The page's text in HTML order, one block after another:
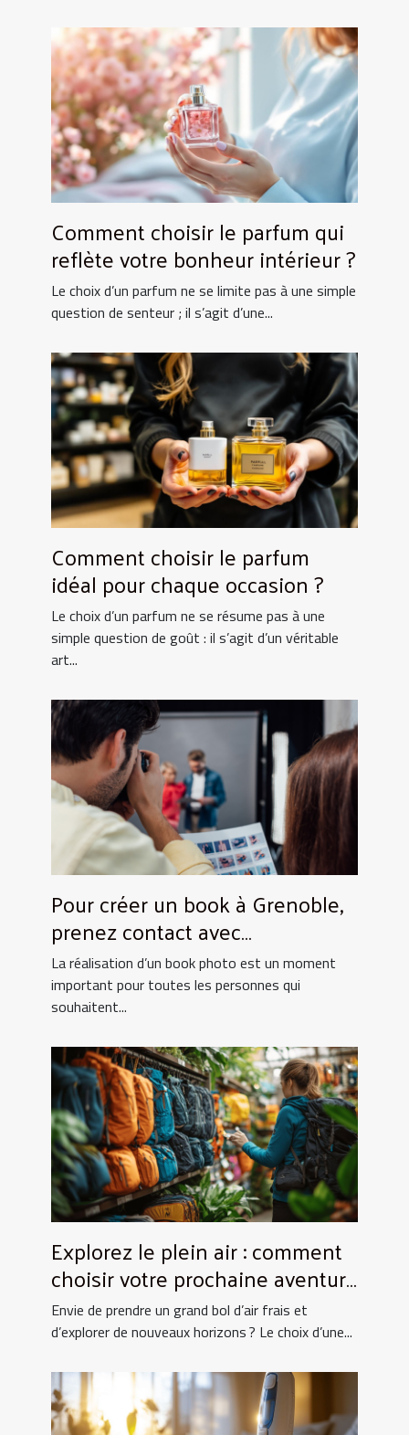
Comment choisir le parfum qui
reflète votre bonheur intérieur ?
Le choix d’un parfum ne se limite pas à une simple
question de senteur ; il s’agit d’une...
Comment choisir le parfum
idéal pour chaque occasion ?
Le choix d’un parfum ne se résume pas à une
simple question de goût : il s’agit d’un véritable
art...
Pour créer un book à Grenoble,
prenez contact avec
UtopikPhoto !
La réalisation d’un book photo est un moment
important pour toutes les personnes qui
souhaitent...
Explorez le plein air : comment
choisir votre prochaine aventure
nature ?
Envie de prendre un grand bol d’air frais et
d’explorer de nouveaux horizons ? Le choix d’une...